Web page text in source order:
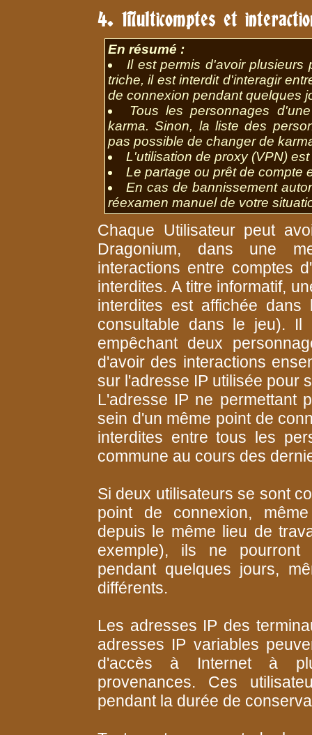
4. Multicomptes et
En résumé :
Il est permis d'avoir plusieurs
triche, il est interdit d'interagir
de connexion pendant quelques
Tous les personnages
karma. Sinon, la liste des
pas possible de changer de
L'utilisation de proxy (VPN)
Le partage ou prêt de compte
En cas de bannissement
réexamen manuel de votre
Chaque Utilisateur peut
Dragonium, dans une
interactions entre comptes
interdites. A titre informatif,
interdites est affichée dans
consultable dans le jeu).
empêchant deux
d'avoir des interactions
sur l'adresse IP utilisée pour
L'adresse IP ne permettant
sein d'un même point de
interdites entre tous les
commune au cours des
Si deux utilisateurs se sont
point de connexion,
depuis le même lieu de
exemple), ils ne pourront
pendant quelques jours,
différents.
Les adresses IP des
adresses IP variables
d'accès à Internet à
provenances. Ces
pendant la durée de